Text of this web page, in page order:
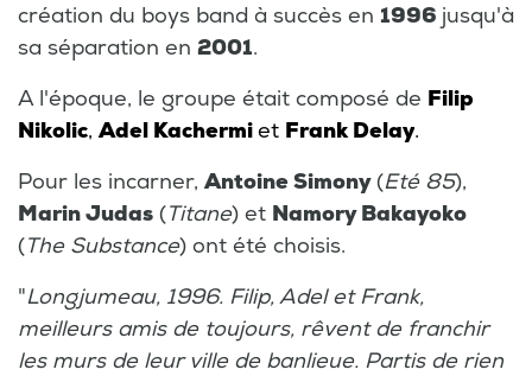
création du boys band à succès en 1996 jusqu'à
sa séparation en 2001.
A l'époque, le groupe était composé de Filip
Nikolic, Adel Kachermiet Frank Delay.
Pour les incarner, Antoine Simony(Eté 85),
Marin Judas (Titane) et Namory Bakayoko
(The Substance) ont été choisis.
"Longjumeau, 1996. Filip, Adel et Frank,
meilleurs amis de toujours, rêvent de franchir
les murs de leur ville de banlieue. Partis de rien